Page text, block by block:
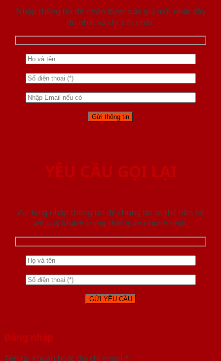
Nhập thông tin để nhận được báo giá mới nhât đầy
đủ nhất và chi tiết nhất.
YÊU CẦU GỌI LẠI
Vui lòng nhập thông tin để chúng tôi có thể liên hệ
với quý khách trong thời gian nhanh nhất.
Đăng nhập
Tên tài khoản hoặc địa chỉ email *